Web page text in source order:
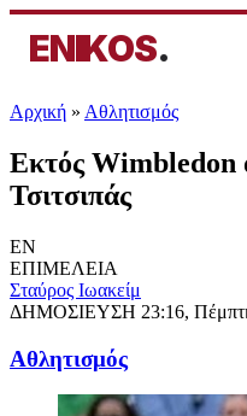
ENIKOS.
Αρχική » Αθλητισμός
Εκτός Wimbledon
Τσιτσιπάς
EN
ΕΠΙΜΕΛΕΙΑ
Σταύρος Ιωακείμ
ΔΗΜΟΣΙΕΥΣΗ 23:16,
Αθλητισμός